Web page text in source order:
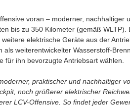
voran – moderner, nachhaltiger
bis zu 350 Kilometer (gemäß WLTP).
elektrische Geräte aus der
weiterentwickelter Wasserstoff-
für ihn bevorzugte Antriebsart wählen.
praktischer und nachhaltiger
noch größerer elektrischer
LCV-Offensive. So findet jeder